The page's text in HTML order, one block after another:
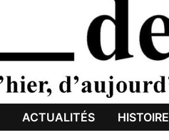
ACTUALITÉS HISTOIRE